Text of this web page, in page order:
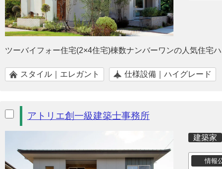
ツーバイフォー住宅(2×4住宅)棟数ナンバーワンの人気住宅
スタイル｜エレガント 仕様設備｜ハイグレード
アトリエ創一級建築士事務所
建築家
情報